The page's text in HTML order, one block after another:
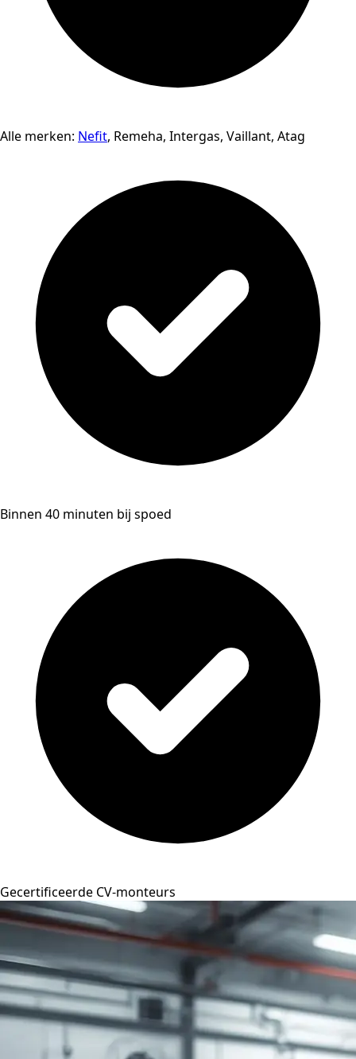
Alle merken: Nefit, Remeha, Intergas, Vaillant, Atag
Binnen 40 minuten bij spoed
Gecertificeerde CV-monteurs